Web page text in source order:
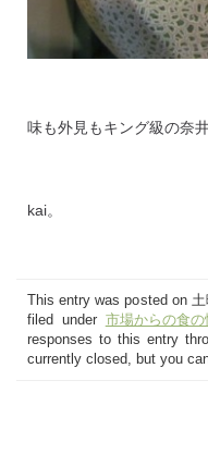
味も外見もキング級の奈
kai。
This entry was posted on
filed under 市場からの食の
responses to this entry
currently closed, but you